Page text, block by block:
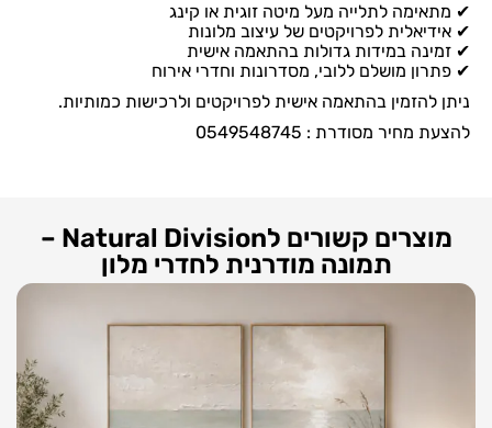
✔ מתאימה לתלייה מעל מיטה זוגית או קינג
✔ אידיאלית לפרויקטים של עיצוב מלונות
✔ זמינה במידות גדולות בהתאמה אישית
✔ פתרון מושלם ללובי, מסדרונות וחדרי אירוח
ניתן להזמין בהתאמה אישית לפרויקטים ולרכישות כמותיות.
להצעת מחיר מסודרת : 0549548745
מוצרים קשורים לNatural Division –
תמונה מודרנית לחדרי מלון